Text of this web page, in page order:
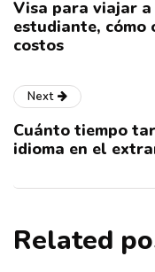
Visa para viajar
estudiante,
costos
Next
Cuánto tiempo
idioma en el
Related